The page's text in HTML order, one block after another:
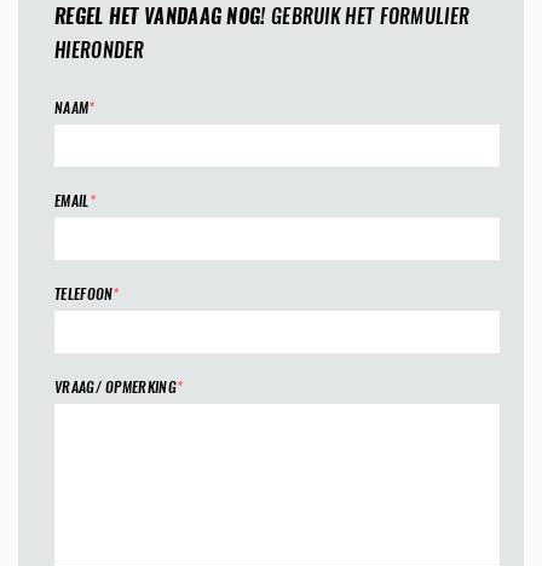
REGEL HET VANDAAG NOG!GEBRUIK HET FORMULIER
HIERONDER
NAAM*
EMAIL*
TELEFOON*
VRAAG/ OPMERKING*